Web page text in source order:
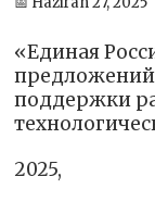
«Единая
предложений
поддержки
2025,